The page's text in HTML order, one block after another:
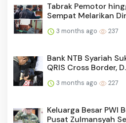
Tabrak Pemotor
Sempat Melarikan
3 months ago 237
Bank NTB Syariah
QRIS Cross Border,
3 months ago 227
Keluarga Besar PWI
Pusat Zulmansyah